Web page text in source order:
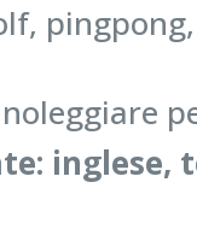
inglese,